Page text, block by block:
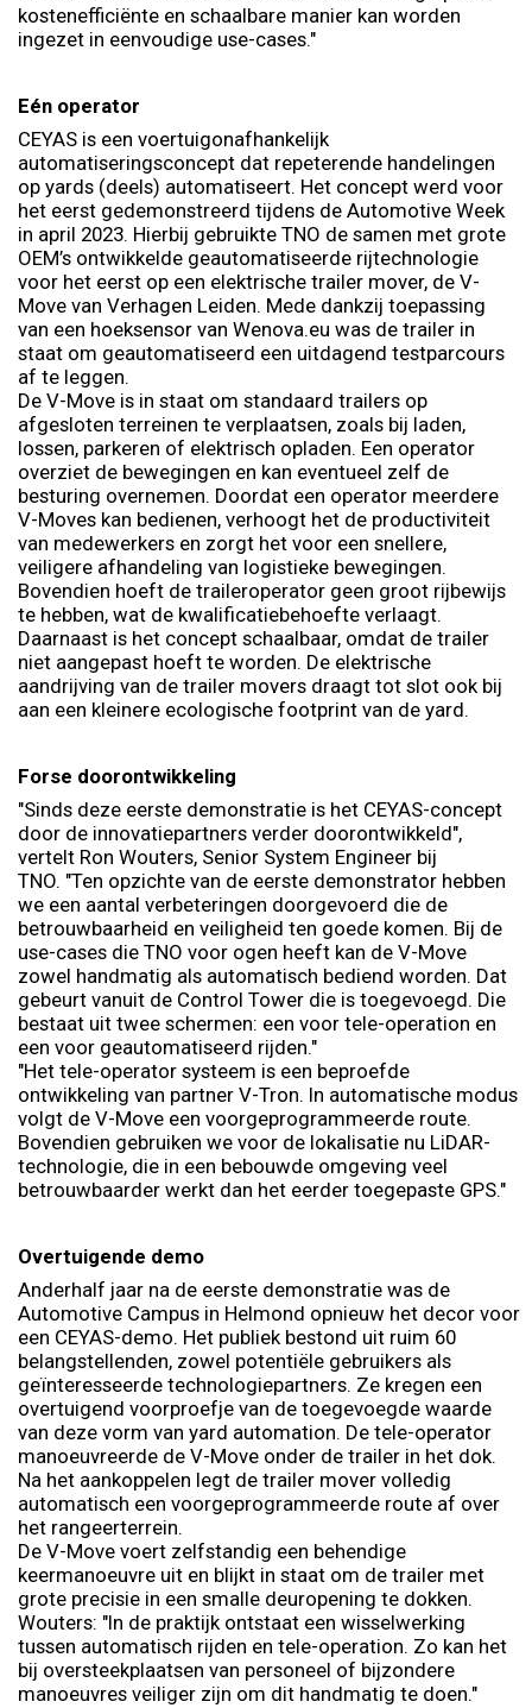
kostenefficiënte en schaalbare manier kan worden
ingezet in eenvoudige use-cases."
Eén operator
CEYAS is een voertuigonafhankelijk
automatiseringsconcept dat repeterende handelingen
op yards (deels) automatiseert. Het concept werd voor
het eerst gedemonstreerd tijdens de Automotive Week
in april 2023. Hierbij gebruikte TNO de samen met grote
OEM’s ontwikkelde geautomatiseerde rijtechnologie
voor het eerst op een elektrische trailer mover, de V-
Move van Verhagen Leiden. Mede dankzij toepassing
van een hoeksensor van Wenova.eu was de trailer in
staat om geautomatiseerd een uitdagend testparcours
af te leggen.
De V-Move is in staat om standaard trailers op
afgesloten terreinen te verplaatsen, zoals bij laden,
lossen, parkeren of elektrisch opladen. Een operator
overziet de bewegingen en kan eventueel zelf de
besturing overnemen. Doordat een operator meerdere
V-Moves kan bedienen, verhoogt het de productiviteit
van medewerkers en zorgt het voor een snellere,
veiligere afhandeling van logistieke bewegingen.
Bovendien hoeft de traileroperator geen groot rijbewijs
te hebben, wat de kwalificatiebehoefte verlaagt.
Daarnaast is het concept schaalbaar, omdat de trailer
niet aangepast hoeft te worden. De elektrische
aandrijving van de trailer movers draagt tot slot ook bij
aan een kleinere ecologische footprint van de yard.
Forse doorontwikkeling
"Sinds deze eerste demonstratie is het CEYAS-concept
door de innovatiepartners verder doorontwikkeld",
vertelt Ron Wouters, Senior System Engineer bij
TNO. "Ten opzichte van de eerste demonstrator hebben
we een aantal verbeteringen doorgevoerd die de
betrouwbaarheid en veiligheid ten goede komen. Bij de
use-cases die TNO voor ogen heeft kan de V-Move
zowel handmatig als automatisch bediend worden. Dat
gebeurt vanuit de Control Tower die is toegevoegd. Die
bestaat uit twee schermen: een voor tele-operation en
een voor geautomatiseerd rijden."
"Het tele-operator systeem is een beproefde
ontwikkeling van partner V-Tron. In automatische modus
volgt de V-Move een voorgeprogrammeerde route.
Bovendien gebruiken we voor de lokalisatie nu LiDAR-
technologie, die in een bebouwde omgeving veel
betrouwbaarder werkt dan het eerder toegepaste GPS."
Overtuigende demo
Anderhalf jaar na de eerste demonstratie was de
Automotive Campus in Helmond opnieuw het decor voor
een CEYAS-demo. Het publiek bestond uit ruim 60
belangstellenden, zowel potentiële gebruikers als
geïnteresseerde technologiepartners. Ze kregen een
overtuigend voorproefje van de toegevoegde waarde
van deze vorm van yard automation. De tele-operator
manoeuvreerde de V-Move onder de trailer in het dok.
Na het aankoppelen legt de trailer mover volledig
automatisch een voorgeprogrammeerde route af over
het rangeerterrein.
De V-Move voert zelfstandig een behendige
keermanoeuvre uit en blijkt in staat om de trailer met
grote precisie in een smalle deuropening te dokken.
Wouters: "In de praktijk ontstaat een wisselwerking
tussen automatisch rijden en tele-operation. Zo kan het
bij oversteekplaatsen van personeel of bijzondere
manoeuvres veiliger zijn om dit handmatig te doen."